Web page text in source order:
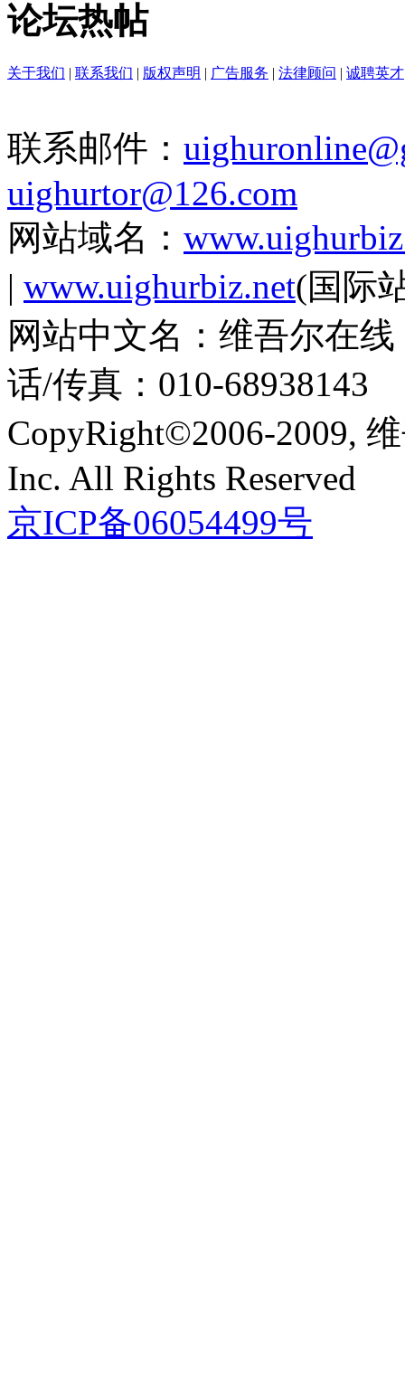
论坛热帖
关于我们 | 联系我们 | 版权声明 | 广告服务 | 法律顾问 | 诚聘英才
联系邮件：
uighurtor@126.com
网站域名：
| www.uighurbiz.net(国际
网站中文名：维吾尔在
话/传真：010-68938143
CopyRight©2006-2009,
Inc. All Rights Reserved
京ICP备06054499号